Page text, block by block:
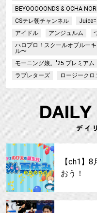
BEYOOOOONDS & OCHA
CSテレ朝チャンネル
アイドル
アンジュルム
ハロプロ！スクールオブルー
ル〜
モーニング娘。'25 プレミアム
ラブレターズ
ロージークロ
サムネイル
【ch1】
おう！
サムネイル